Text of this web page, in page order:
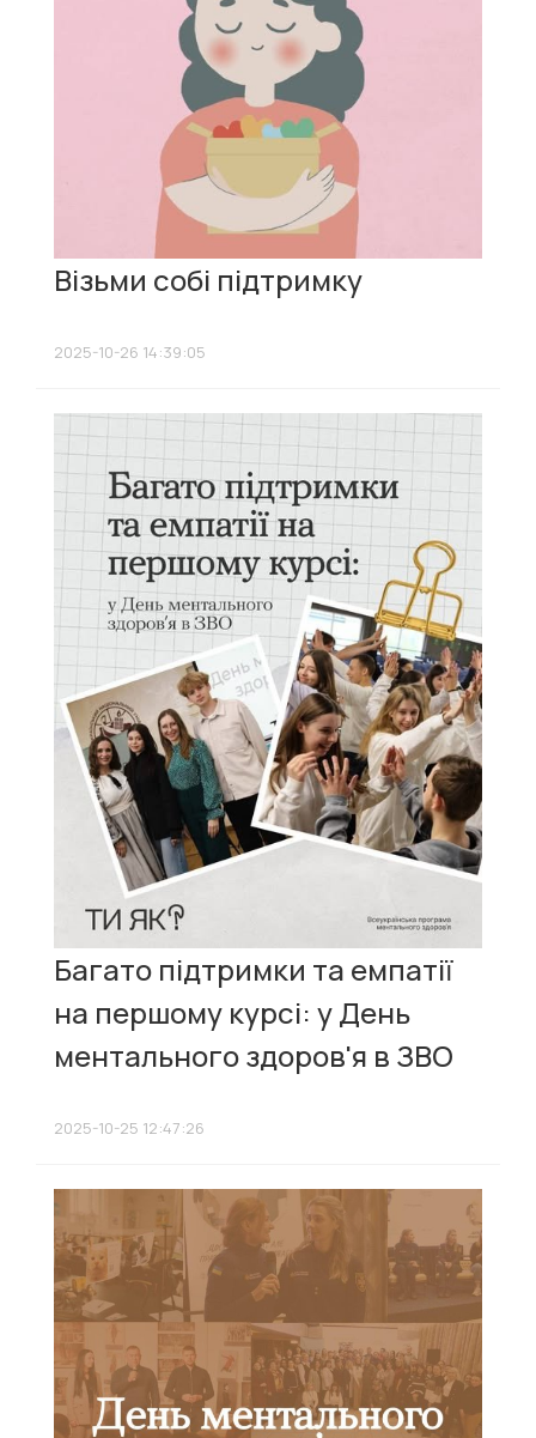
Візьми собі підтримку
2025-10-26 14:39:05
Багато підтримки та емпатії
на першому курсі: у День
ментального здоров'я в ЗВО
2025-10-25 12:47:26